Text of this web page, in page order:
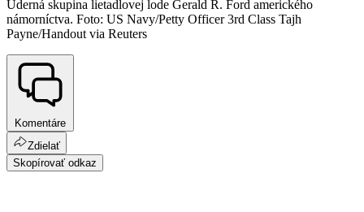
Úderná skupina lietadlovej lode Gerald R. Ford amerického
námorníctva. Foto: US Navy/Petty Officer 3rd Class Tajh
Payne/Handout via Reuters
Komentáre
Zdielať
Skopírovať odkaz